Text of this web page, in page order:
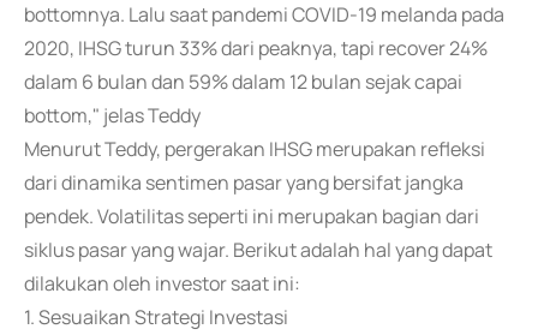
bottomnya. Lalu saat pandemi COVID-19 melanda pada
2020, IHSG turun 33% dari peaknya, tapi recover 24%
dalam 6 bulan dan 59% dalam 12 bulan sejak capai
bottom," jelas Teddy
Menurut Teddy, pergerakan IHSG merupakan refleksi
dari dinamika sentimen pasar yang bersifat jangka
pendek. Volatilitas seperti ini merupakan bagian dari
siklus pasar yang wajar. Berikut adalah hal yang dapat
dilakukan oleh investor saat ini:
1. Sesuaikan Strategi Investasi